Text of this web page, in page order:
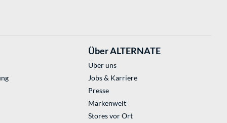
Über ALTERNATE
Über uns
Jobs & Karriere
Presse
Markenwelt
Stores vor Ort